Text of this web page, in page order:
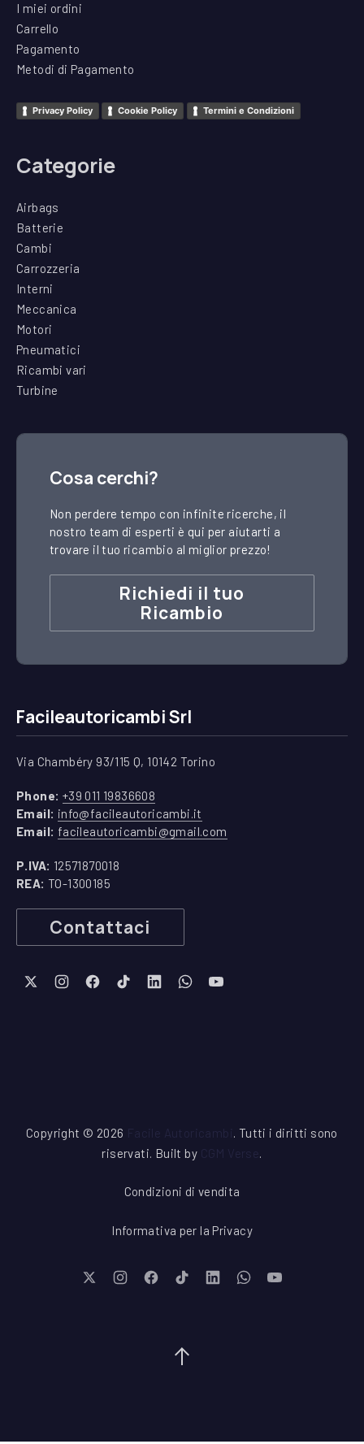
I miei ordini
Carrello
Pagamento
Metodi di Pagamento
Privacy Policy Cookie Policy Termini e Condizioni
Categorie
Airbags
Batterie
Cambi
Carrozzeria
Interni
Meccanica
Motori
Pneumatici
Ricambi vari
Turbine
Cosa cerchi?
Non perdere tempo con infinite ricerche, il
nostro team di esperti è qui per aiutarti a
trovare il tuo ricambio al miglior prezzo!
Richiedi il tuo
Ricambio
Facileautoricambi Srl
Via Chambéry 93/115 Q, 10142 Torino
Phone: +39 011 19836608
Email: info@facileautoricambi.it
Email: facileautoricambi@gmail.com
P.IVA: 12571870018
REA: TO-1300185
Contattaci
New Window
New Window
New Window
New Window
New Window
New WindowNew Window
Copyright © 2026 Facile Autoricambi . Tutti i diritti sono
riservati. Built by CGM Verse.
Condizioni di vendita
Informativa per la Privacy
New Window
New Window
New Window
New Window
New Window
New WindowNew Window